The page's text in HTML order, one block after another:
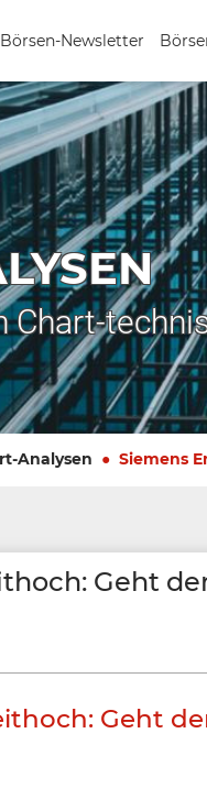
Newsletter
Chart-
Analysen Siemens
Geht
Geht